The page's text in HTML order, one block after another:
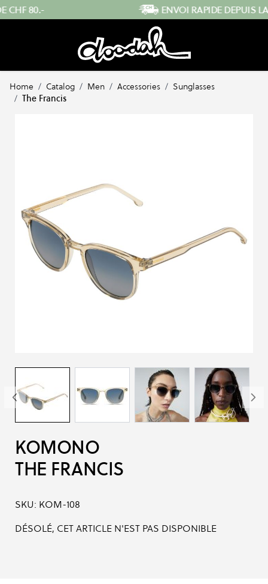
Skip to Content
ENVOI RAPIDE DEPUIS LA SUISSE
Home / Catalog / Men / Accessories / Sunglasses
/ The Francis
KOMONO
THE FRANCIS
SKU: KOM-108
DÉSOLÉ, CET ARTICLE N'EST PAS DISPONIBLE